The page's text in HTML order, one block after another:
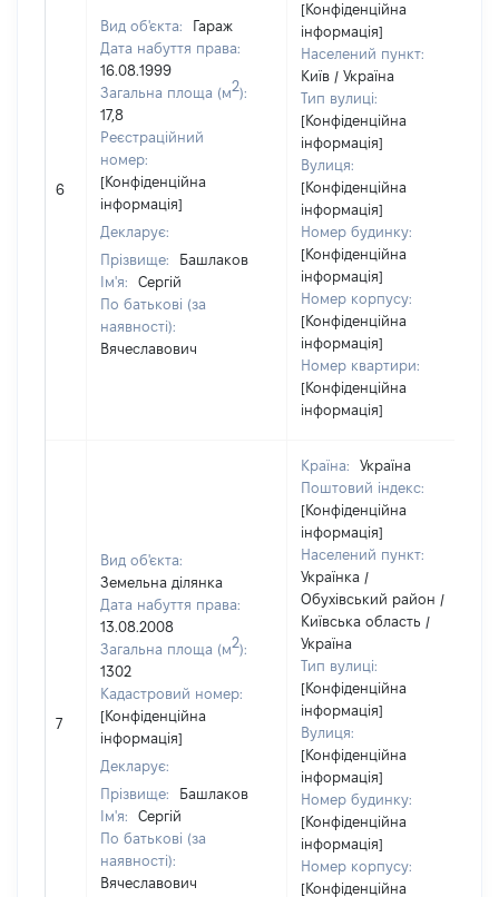
6
Вид об'єкта:
Гараж
Дата набуття права:
16.08.1999
Загальна площа (м2):
17,8
Реєстраційний
номер:
[Конфіденційна
інформація]
Декларує:
Прізвище:
Башлаков
Ім'я:
Сергій
По батькові (за
наявності):
Вячеславович
[Конфіденційна
інформація]
Населений пункт:
Київ / Україна
Тип вулиці:
[Конфіденційна
інформація]
Вулиця:
[Конфіденційна
інформація]
Номер будинку:
[Конфіденційна
інформація]
Номер корпусу:
[Конфіденційна
інформація]
Номер квартири:
[Конфіденційна
інформація]
7
Вид об'єкта:
Земельна ділянка
Дата набуття права:
13.08.2008
Загальна площа (м2):
1302
Кадастровий номер:
[Конфіденційна
інформація]
Декларує:
Прізвище:
Башлаков
Ім'я:
Сергій
По батькові (за
наявності):
Вячеславович
Країна:
Україна
Поштовий індекс:
[Конфіденційна
інформація]
Населений пункт:
Українка /
Обухівський район /
Київська область /
Україна
Тип вулиці:
[Конфіденційна
інформація]
Вулиця:
[Конфіденційна
інформація]
Номер будинку:
[Конфіденційна
інформація]
Номер корпусу:
[Конфіденційна